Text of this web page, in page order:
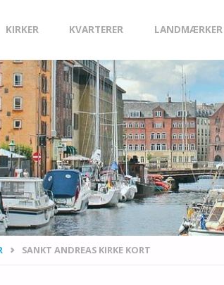
KIRKER KVARTERER LANDMÆRKER
SANKT ANDREAS KIRKE KORT